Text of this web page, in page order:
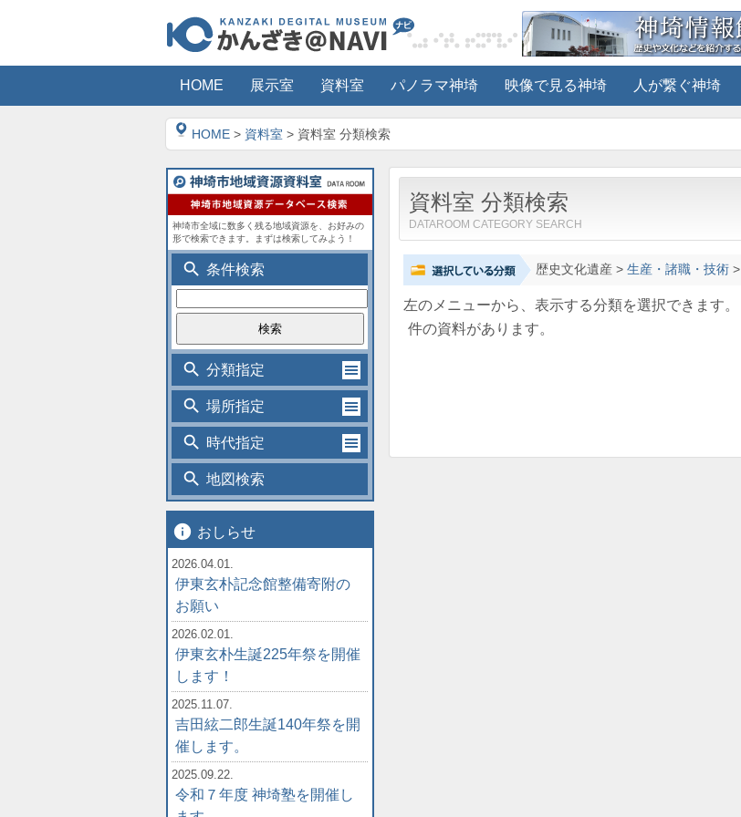
HOME 展示室 資料室 パノラマ神埼 映像で見る神埼 人が繋ぐ神埼
HOME > 資料室 > 資料室 分類検索
資料室 分類検索
DATAROOM CATEGORY SEARCH
歴史文化遺産> 生産・諸職・技術>
左のメニューから、表示する分類を選択できます。
件の資料があります。
神埼市全域に数多く残る地域資源を、お好みの
形で検索できます。まずは検索してみよう！
search 条件検索
search 分類指定
search 場所指定
search 時代指定
search 地図検索
info おしらせ
2026.04.01.
伊東玄朴記念館整備寄附の
お願い
2026.02.01.
伊東玄朴生誕225年祭を開催
します！
2025.11.07.
吉田絃二郎生誕140年祭を開
催します。
2025.09.22.
令和７年度 神埼塾を開催し